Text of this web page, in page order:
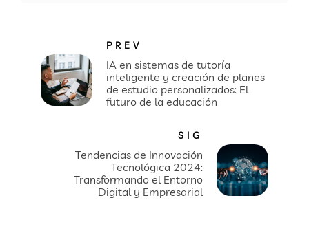
PREV
IA en sistemas de tutoría
inteligente y creación de planes
de estudio personalizados: El
futuro de la educación
SIG
Tendencias de Innovación
Tecnológica 2024:
Transformando el Entorno
Digital y Empresarial